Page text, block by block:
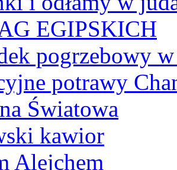
EGIPSKICH
pogrzebowy
potrawy
Światowa
kawior
Alejchem